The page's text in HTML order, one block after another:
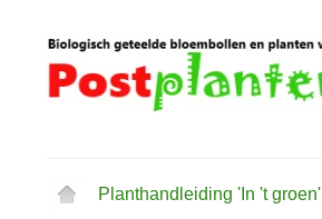
Planthandleiding 'In 't groen'